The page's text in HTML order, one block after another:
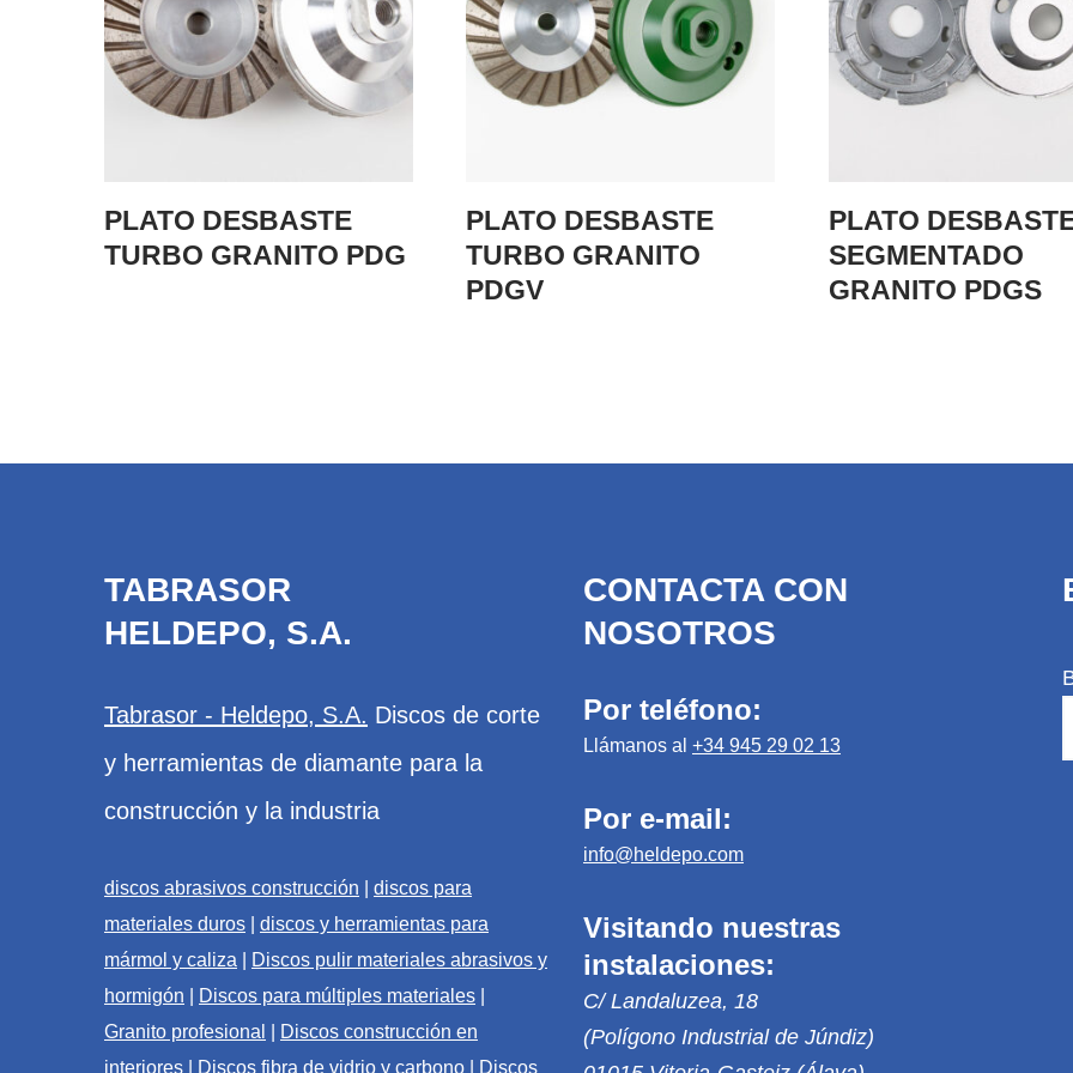
PLATO DESBASTE
TURBO GRANITO PDG
PLATO DESBASTE
TURBO GRANITO
PDGV
PLATO
SEGMENTADO
GRANITO PDGS
TABRASOR
HELDEPO, S.A.
Tabrasor - Heldepo, S.A. Discos de corte
y herramientas de diamante para la
construcción y la industria
discos abrasivos construcción
discos para
materiales duros
discos y herramientas para
mármol y caliza
Discos pulir materiales abrasivos y
hormigón
Discos para múltiples materiales
Granito profesional
Discos construcción en
interiores
Discos fibra de vidrio y carbono Discos
CONTACTA CON
NOSOTROS
Por teléfono:
Llámanos al +34 945 29 02 13
Por e-mail:
info@heldepo.com
Visitando nuestras
instalaciones:
C/ Landaluzea, 18
(Polígono Industrial de Júndiz)